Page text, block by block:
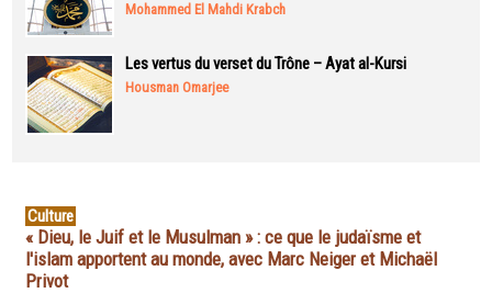
Mohammed El Mahdi Krabch
Les vertus du verset du Trône – Ayat al-Kursi
Housman Omarjee
Culture
« Dieu, le Juif et le Musulman » : ce que le judaïsme et
l'islam apportent au monde, avec Marc Neiger et Michaël
Privot